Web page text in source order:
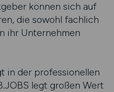
können sich auf
die sowohl fachlich
ihr Unternehmen
in der professionellen
legt großen Wert